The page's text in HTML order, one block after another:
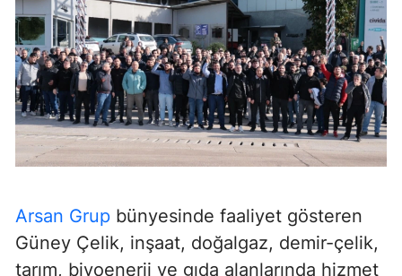
Arsan Grup bünyesinde faaliyet gösteren
Güney Çelik, inşaat, doğalgaz, demir-çelik,
tarım, biyoenerji ve gıda alanlarında hizmet